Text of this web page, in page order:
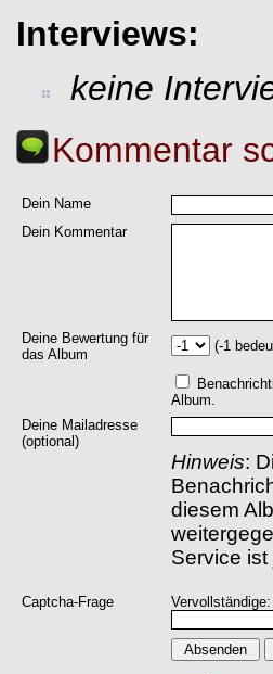
Interviews:
keine
Kommentar
Dein Name
Dein Kommentar
Deine Bewertung für
das Album
(-1
Album.
Deine Mailadresse
(optional)
Hinweis:
diesem
Service
Captcha-Frage